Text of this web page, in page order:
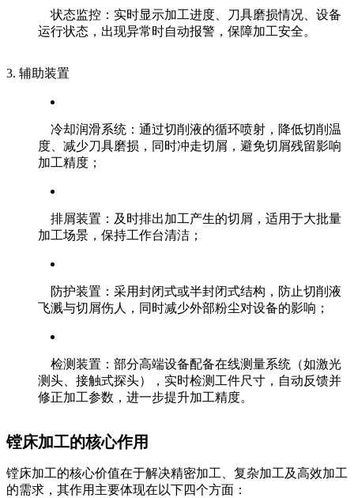
状态监控：实时显示加工进度、刀具磨损情况、设备
运行状态，出现异常时自动报警，保障加工安全。
3. 辅助装置
冷却润滑系统：通过切削液的循环喷射，降低切削温
度、减少刀具磨损，同时冲走切屑，避免切屑残留影响
加工精度；
排屑装置：及时排出加工产生的切屑，适用于大批量
加工场景，保持工作台清洁；
防护装置：采用封闭式或半封闭式结构，防止切削液
飞溅与切屑伤人，同时减少外部粉尘对设备的影响；
检测装置：部分高端设备配备在线测量系统（如激光
测头、接触式探头），实时检测工件尺寸，自动反馈并
修正加工参数，进一步提升加工精度。
镗床加工的核心作用
镗床加工的核心价值在于解决精密加工、复杂加工及高效加工
的需求，其作用主要体现在以下四个方面：